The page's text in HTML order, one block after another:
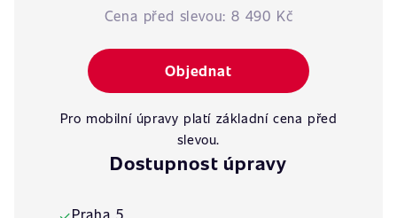
Cena před slevou: 8 490 Kč
Objednat
Pro mobilní úpravy platí základní cena před
slevou.
Dostupnost úpravy
Praha 5